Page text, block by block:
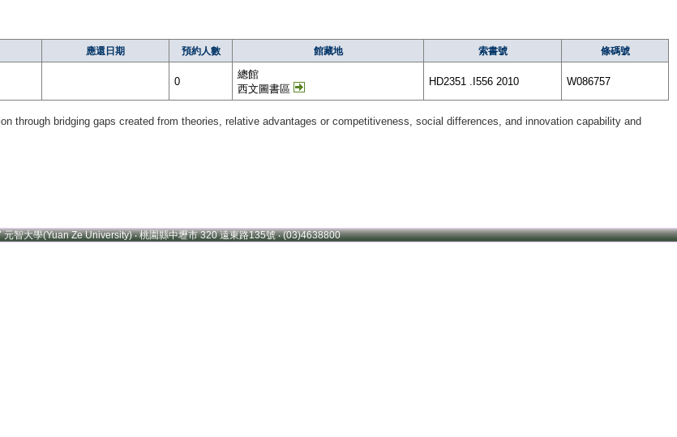
應還日期 預約人數 館藏地 索書號 條碼號
0
總館
西文圖書區
HD2351 .I556 2010 W086757
through bridging gaps created from theories, relative advantages or competitiveness, social differences, and innovation capability and
智大學(Yuan Ze University) ‧ 桃園縣中壢市 320 遠東路135號 ‧ (03)4638800